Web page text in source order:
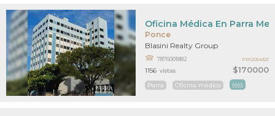
Ponce
$170000
Oficina Médica En Parra
Blasini Realty Group
7876001882
Parra Oficina médica MAS
1156 vistas
PR12054321